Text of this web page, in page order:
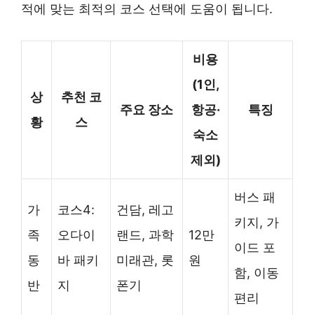
적에 맞는 최적의 코스 선택에 도움이 됩니다.
상
황
추천 코
스
주요 장소
비용
(1인,
항공·
숙소
제외)
특징
가
족
동
반
코스4:
오다이
바 패키
지
건담, 레고
랜드, 과학
미래관, 롯
폰기
12만
원
버스 패
키지, 가
이드 포
함, 이동
편리